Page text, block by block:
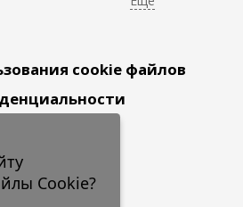
cookie файлов
Cookie?